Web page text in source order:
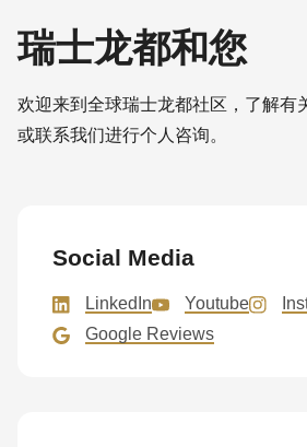
瑞士龙都和您
欢迎来到全球瑞士龙都社区，了解有
或联系我们进行个人咨询。
Social Media
LinkedIn Youtube
Google Reviews